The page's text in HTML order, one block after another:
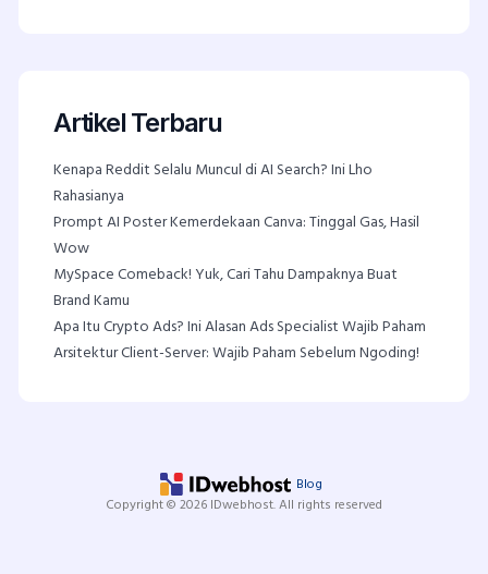
Artikel Terbaru
Kenapa Reddit Selalu Muncul di AI Search? Ini Lho
Rahasianya
Prompt AI Poster Kemerdekaan Canva: Tinggal Gas, Hasil
Wow
MySpace Comeback! Yuk, Cari Tahu Dampaknya Buat
Brand Kamu
Apa Itu Crypto Ads? Ini Alasan Ads Specialist Wajib Paham
Arsitektur Client-Server: Wajib Paham Sebelum Ngoding!
Blog
Copyright © 2026 IDwebhost. All rights reserved